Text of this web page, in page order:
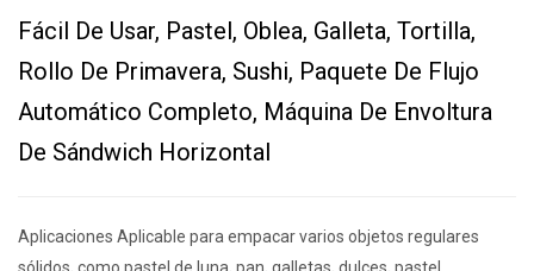
Fácil De Usar, Pastel, Oblea, Galleta, Tortilla,
Rollo De Primavera, Sushi, Paquete De Flujo
Automático Completo, Máquina De Envoltura
De Sándwich Horizontal
Aplicaciones Aplicable para empacar varios objetos regulares
sólidos, como pastel de luna, pan, galletas, dulces, pastel